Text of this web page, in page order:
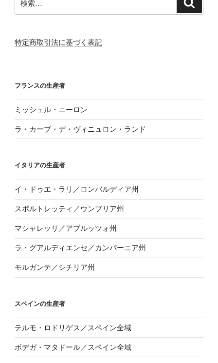
索:
特定商取引法に基づく表記
フランスの生産者
ミッシェル・ニーロン
ラ・カーブ・デ・ヴィニュロン・ランド
イタリアの生産者
イ・ドゥエ・ラリ／ロンバルディア州
スポルトレッティ／ウンブリア州
マシャレッリ／アブルッツォ州
ラ・グアルディエンセ／カンパーニア州
モルガンテ／シチリア州
スペインの生産者
テルモ・ロドリゲス／スペイン全域
ボデガ・マタドール／スペイン全域